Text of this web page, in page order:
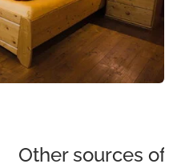
Other sources of